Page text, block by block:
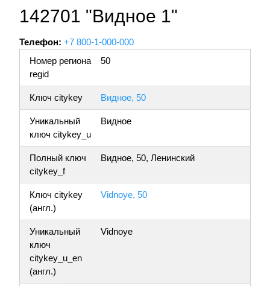
142701 "Видное 1"
Телефон: +7 800-1-000-000
Номер региона
regid
50
Ключ citykey Видное, 50
Уникальный
ключ citykey_u
Видное
Полный ключ
citykey_f
Видное, 50, Ленинский
Ключ citykey
(англ.)
Vidnoye, 50
Уникальный
ключ
citykey_u_en
(англ.)
Vidnoye